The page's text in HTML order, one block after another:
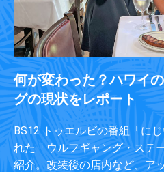
何が変わった？ハワイ
グの現状をレポート
BS12 トゥエルビの番組「に
れた「ウルフギャング・ステ
紹介。改装後の店内など、ア